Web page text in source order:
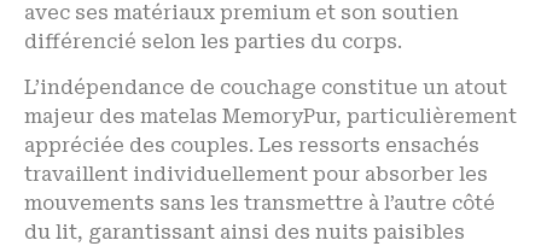
avec ses matériaux premium et son soutien
différencié selon les parties du corps.
L’indépendance de couchage constitue un atout
majeur des matelas MemoryPur, particulièrement
appréciée des couples. Les ressorts ensachés
travaillent individuellement pour absorber les
mouvements sans les transmettre à l’autre côté
du lit, garantissant ainsi des nuits paisibles